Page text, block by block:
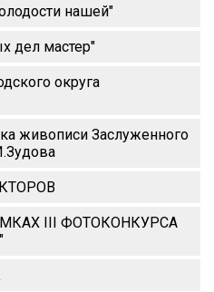
нашей"
дел мастер"
округа
живописи Заслуженного
III ФОТОКОНКУРСА